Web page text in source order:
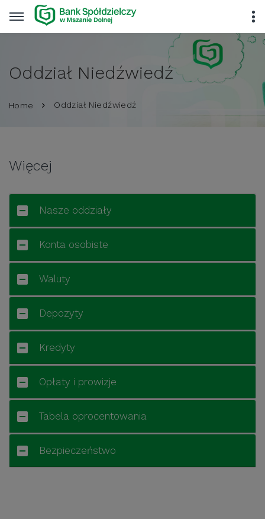
Oddział Niedźwiedź
Home Oddział Niedźwiedź
Więcej
Nasze oddziały
Konta osobiste
Waluty
Depozyty
Kredyty
Opłaty i prowizje
Tabela oprocentowania
Bezpieczeństwo